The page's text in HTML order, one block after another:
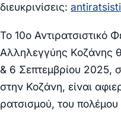
διευκρινίσεις:
Το 10ο Αντιρατσιστικό
Αλληλεγγύης Κοζάνης
& 6 Σεπτεμβρίου 2025,
στην Κοζάνη, είναι
ρατσισμού, του πολέμου